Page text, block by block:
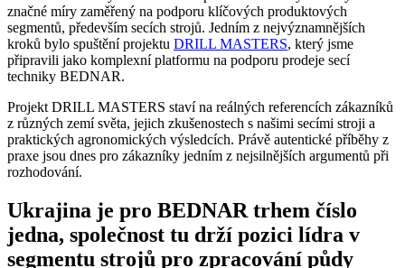
značné míry zaměřený na podporu klíčových produktových
segmentů, především secích strojů. Jedním z nejvýznamnějších
kroků bylo spuštění projektu DRILL MASTERS, který jsme
připravili jako komplexní platformu na podporu prodeje secí
techniky BEDNAR.
Projekt DRILL MASTERS staví na reálných referencích zákazníků
z různých zemí světa, jejich zkušenostech s našimi secími stroji a
praktických agronomických výsledcích. Právě autentické příběhy z
praxe jsou dnes pro zákazníky jedním z nejsilnějších argumentů při
rozhodování.
Ukrajina je pro BEDNAR trhem číslo
jedna, společnost tu drží pozici lídra v
segmentu strojů pro zpracování půdy